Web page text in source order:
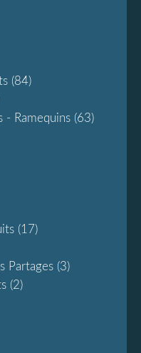
(84)
- Ramequins (63)
(17)
Partages (3)
(2)